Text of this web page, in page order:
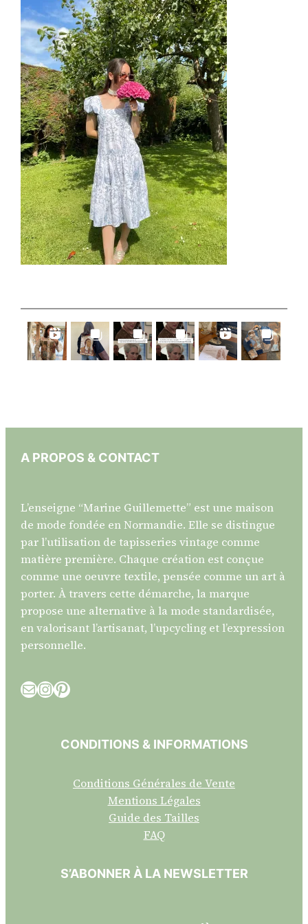
A PROPOS & CONTACT
L’enseigne “Marine Guillemette” est une maison
de mode fondée en Normandie. Elle se distingue
par l’utilisation de tapisseries vintage comme
matière première. Chaque création est conçue
comme une oeuvre textile, pensée comme un art à
porter. À travers cette démarche, la marque
propose une alternative à la mode standardisée,
en valorisant l’artisanat, l’upcycling et l’expression
personnelle.
E-mail InstagramPinterest
CONDITIONS & INFORMATIONS
Conditions Générales de Vente
Mentions Légales
Guide des Tailles
FAQ
S’ABONNER À LA NEWSLETTER